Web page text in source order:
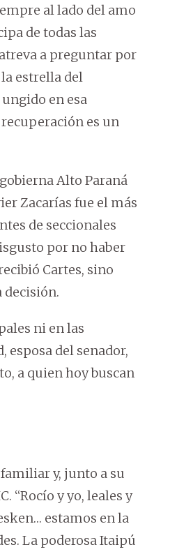
al lado del amo
de todas las
a preguntar por
estrella del
en esa
es un
Alto Paraná
Zacarías fue el más
de seccionales
por no haber
Cartes, sino
decisión.
ni en las
esposa del senador,
a quien hoy buscan
y, junto a su
“Rocío y yo, leales y
estamos en la
La poderosa Itaipú